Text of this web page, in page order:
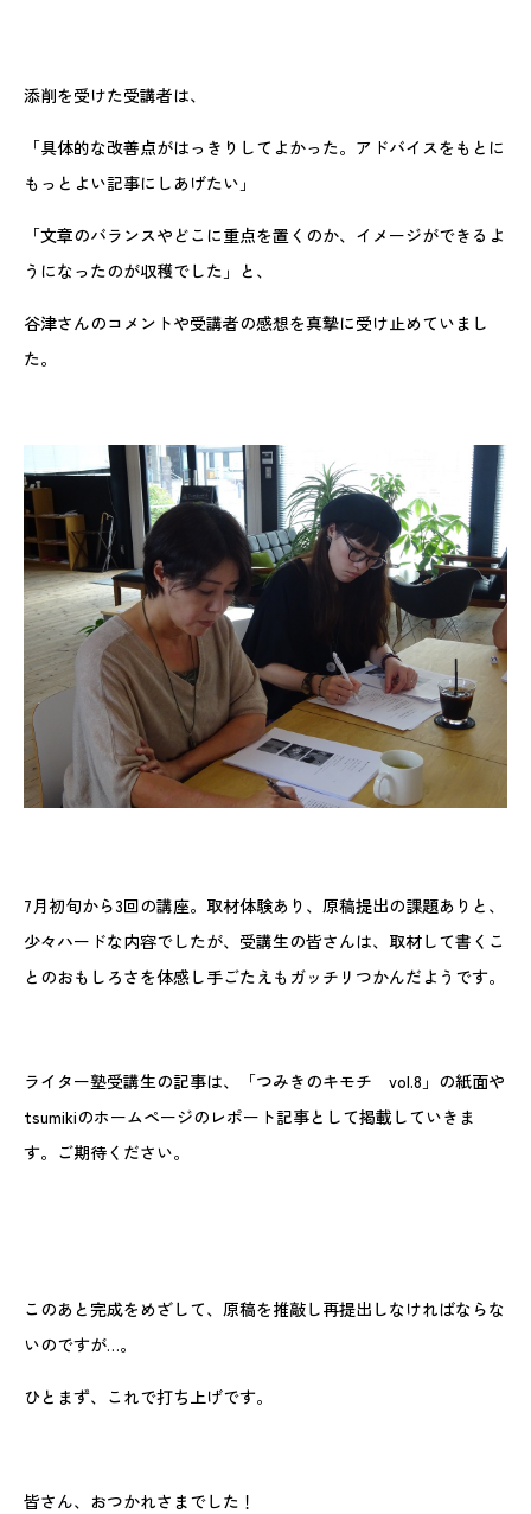
添削を受けた受講者は、
「具体的な改善点がはっきりしてよかった。アドバイスをもとに
もっとよい記事にしあげたい」
「文章のバランスやどこに重点を置くのか、イメージができるよ
うになったのが収穫でした」と、
谷津さんのコメントや受講者の感想を真摯に受け止めていまし
た。
7月初旬から3回の講座。取材体験あり、原稿提出の課題ありと、
少々ハードな内容でしたが、受講生の皆さんは、取材して書くこ
とのおもしろさを体感し手ごたえもガッチリつかんだようです。
ライター塾受講生の記事は、「つみきのキモチ vol.8」の紙面や
tsumikiのホームページのレポート記事として掲載していきま
す。ご期待ください。
このあと完成をめざして、原稿を推敲し再提出しなければならな
いのですが…。
ひとまず、これで打ち上げです。
皆さん、おつかれさまでした！